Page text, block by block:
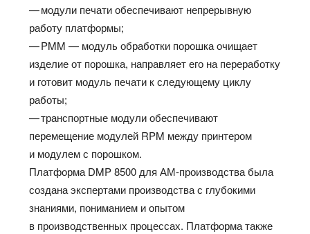
— модули печати обеспечивают непрерывную
работу платформы;
— PMM — модуль обработки порошка очищает
изделие от порошка, направляет его на переработку
и готовит модуль печати к следующему циклу
работы;
— транспортные модули обеспечивают
перемещение модулей RPM между принтером
и модулем с порошком.
Платформа DMP 8500 для АМ-производства была
создана экспертами производства с глубокими
знаниями, пониманием и опытом
в производственных процессах. Платформа также